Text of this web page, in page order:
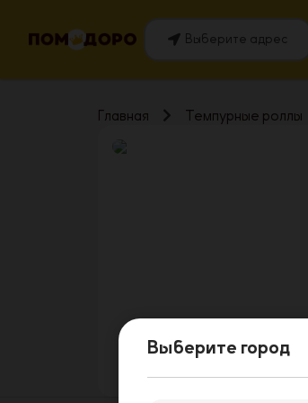
Выберите адрес
Главная Темпурные роллы
Выберите город